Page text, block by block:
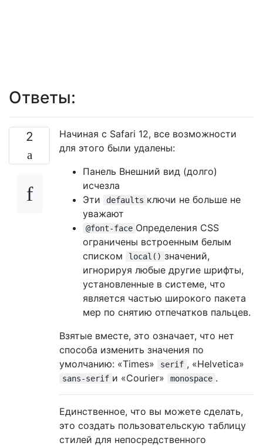
Ответы:
2
Начиная с Safari 12, все возможности
для этого были удалены:
Панель Внешний вид (долго)
исчезла
Эти
defaults ключи не больше не
уважают
@font-face Определения CSS
ограничены встроенным белым
списком
local() значений,
игнорируя любые другие шрифты,
установленные в системе, что
является частью широкого пакета
мер по снятию отпечатков пальцев.
Взятые вместе, это означает, что нет
способа изменить значения по
умолчанию: «Times»
serif , «Helvetica»
sans-serif и «Courier» monospace .
Единственное, что вы можете сделать,
это создать пользовательскую таблицу
стилей для непосредственного